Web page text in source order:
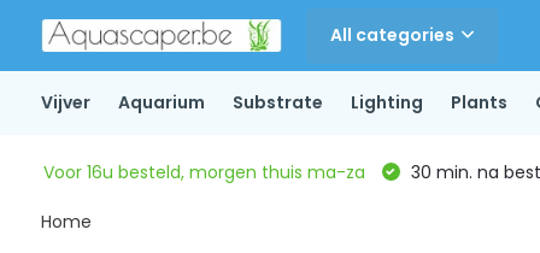
All categories
Vijver Aquarium Substrate Lighting Plants
Voor 16u besteld, morgen thuis ma-za 30 min. na
Home